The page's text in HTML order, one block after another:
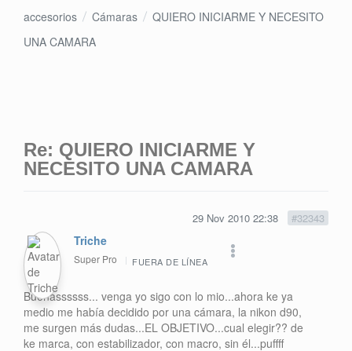
accesorios
Cámaras
QUIERO INICIARME Y NECESITO
UNA CAMARA
Re: QUIERO INICIARME Y
NECESITO UNA CAMARA
29 Nov 2010 22:38 #32343
Triche
Super Pro FUERA DE LÍNEA
Buenassssss... venga yo sigo con lo mio...ahora ke ya
medio me había decidido por una cámara, la nikon d90,
me surgen más dudas...EL OBJETIVO...cual elegir?? de
ke marca, con estabilizador, con macro, sin él...puffff